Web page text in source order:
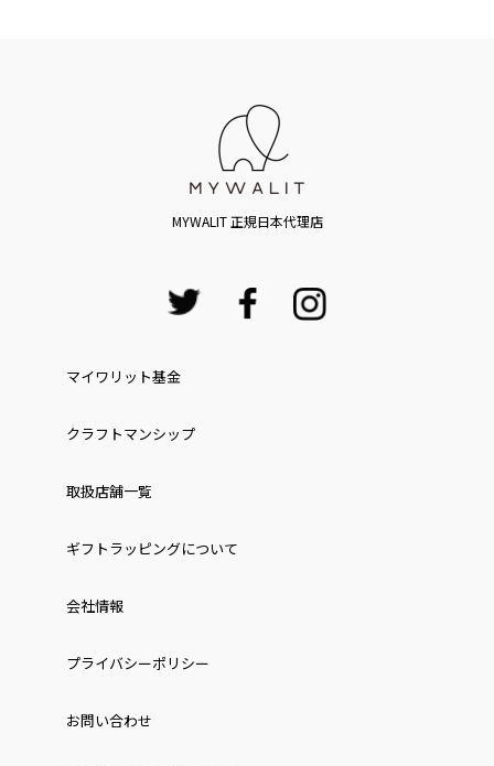
MYWALIT 正規日本代理店
マイワリット基金
クラフトマンシップ
取扱店舗一覧
ギフトラッピングについて
会社情報
プライバシーポリシー
お問い合わせ